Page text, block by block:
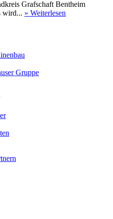
Grafschaft Bentheim
wird... » Weiterlesen
Gruppe